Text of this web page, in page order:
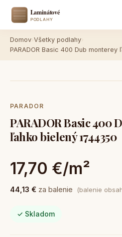
Domov Všetky podlahy
PARADOR Basic 400 Dub monterey
PARADOR
PARADOR Basic 400
ľahko bielený 1744350
17,70 €/m²
44,13 € za balenie (balenie
✓ Skladom